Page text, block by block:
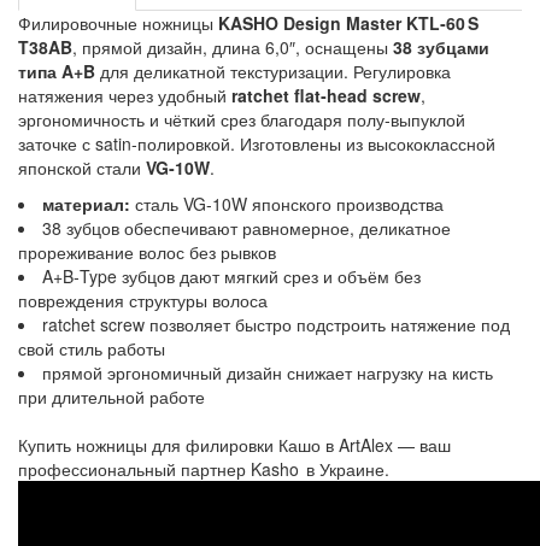
Филировочные ножницы KASHO Design Master KTL‑60 S
T38AB, прямой дизайн, длина 6,0″, оснащены 38 зубцами
типа A+B для деликатной текстуризации. Регулировка
натяжения через удобный ratchet flat‑head screw,
эргономичность и чёткий срез благодаря полу‑выпуклой
заточке с satin‑полировкой. Изготовлены из высококлассной
японской стали VG‑10W.
материал: сталь VG‑10W японского производства
38 зубцов обеспечивают равномерное, деликатное
прореживание волос без рывков
A+B‑Type зубцов дают мягкий срез и объём без
повреждения структуры волоса
ratchet screw позволяет быстро подстроить натяжение под
свой стиль работы
прямой эргономичный дизайн снижает нагрузку на кисть
при длительной работе
Купить ножницы для филировки Кашо в ArtAlex — ваш
профессиональный партнер Kasho в Украине.